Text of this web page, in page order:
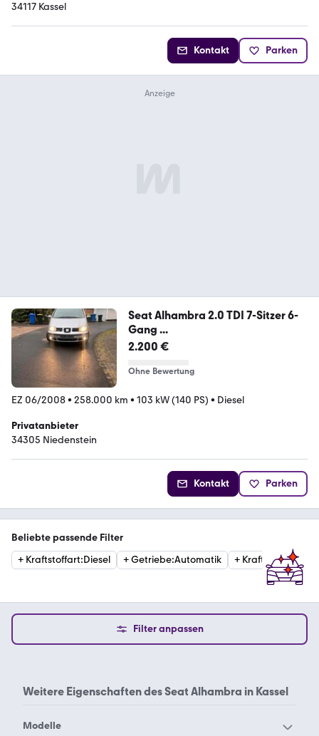
34117 Kassel
Kontakt Parken
Seat Alhambra 2.0 TDI 7-Sitzer 6-
Gang ...
2.200 €
Ohne Bewertung
EZ 06/2008• 258.000 km • 103 kW (140 PS) • Diesel
Privatanbieter
34305 Niedenstein
Kontakt Parken
Beliebte passende Filter
+ Kraftstoffart:Diesel +Getriebe:Automatik + Kraftstoffart:
Filter anpassen
Weitere Eigenschaften desSeat Alhambra in Kassel
Modelle